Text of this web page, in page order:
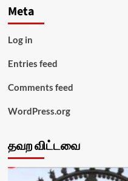
Meta
Log in
Entries feed
Comments feed
WordPress.org
தவற விட்டவை